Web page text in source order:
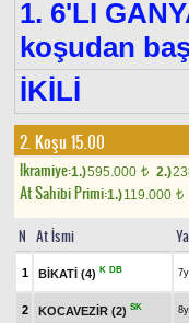
1. 6'LI
koşudan
İKİLİ
2. Koşu 15.00
Ikramiye:1.)595.000 t 2.)
At Sahibi Primi:1.)119.000 t
N At İsmi
1 BİKATİ (4) K DB
2 KOCAVEZİR (2) SK